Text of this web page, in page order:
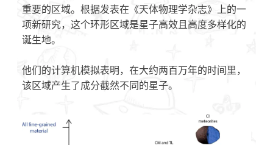
重要的区域。根据发表在《天体物理学杂志》上的一
项新研究，这个环形区域是星子高效且高度多样化的
诞生地。
他们的计算机模拟表明，在大约两百万年的时间里，
该区域产生了成分截然不同的星子。